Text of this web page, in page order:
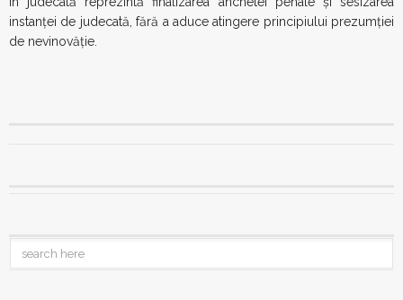
instanței de judecată, fără a aduce atingere principiului prezumției
de nevinovăție.